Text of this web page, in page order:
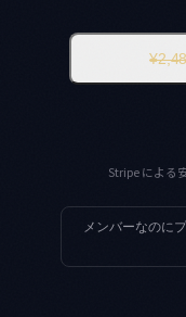
Stripe による
メンバーなのに